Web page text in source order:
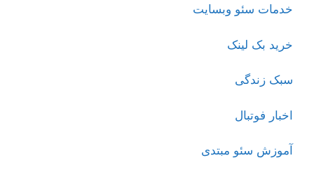
خدمات سئو وبسایت
خرید بک لینک
سبک زندگی
اخبار فوتبال
آموزش سئو مبتدی